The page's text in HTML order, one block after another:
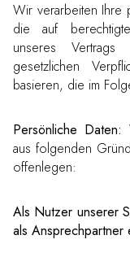
Wir verarbeiten Ihre
die auf
unseres
gesetzlichen
basieren, die im
Persönliche Daten:
aus folgenden
offenlegen:
Als Nutzer unserer
als Ansprechpartner